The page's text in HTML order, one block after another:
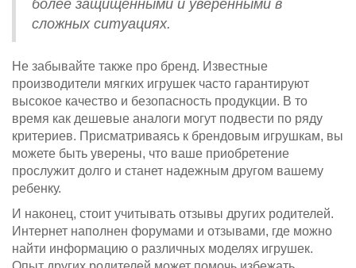
более защищенными и уверенными в
сложных ситуациях.
Не забывайте также про бренд. Известные
производители мягких игрушек часто гарантируют
высокое качество и безопасность продукции. В то
время как дешевые аналоги могут подвести по ряду
критериев. Присматриваясь к брендовым игрушкам, вы
можете быть уверены, что ваше приобретение
прослужит долго и станет надежным другом вашему
ребенку.
И наконец, стоит учитывать отзывы других родителей.
Интернет наполнен форумами и отзывами, где можно
найти информацию о различных моделях игрушек.